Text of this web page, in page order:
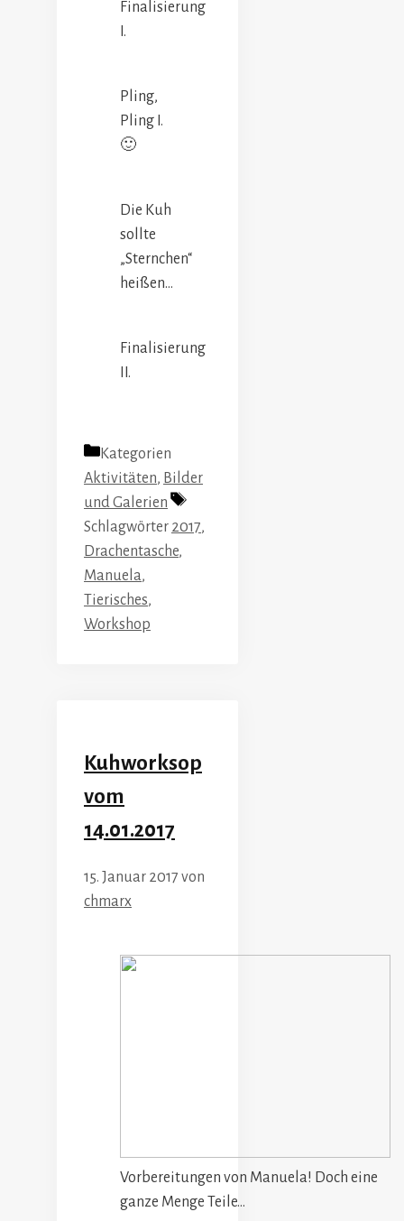
Finalisierung
I.
Pling,
Pling I.
🙂
Die Kuh
sollte
„Sternchen“
heißen…
Finalisierung
II.
Kategorien
Aktivitäten, Bilder
und Galerien
Schlagwörter 2017,
Drachentasche,
Manuela,
Tierisches,
Workshop
Kuhworksop
vom
14.01.2017
15. Januar 2017 von
chmarx
Vorbereitungen von Manuela! Doch eine
ganze Menge Teile…